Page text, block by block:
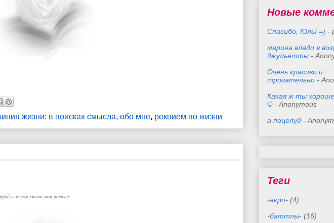
жизни: в поисках смысла, обо мне, реквием по жизни
и мясом стихи мои пахнут
Новые
Спасибо, Юль! =) -
марина влади в
джульетты -
Очень красиво и
трогательно -
Какая ж ты
©- Anonymous
а поцелуй -
Теги
-акро- (4)
-баттлы- (16)